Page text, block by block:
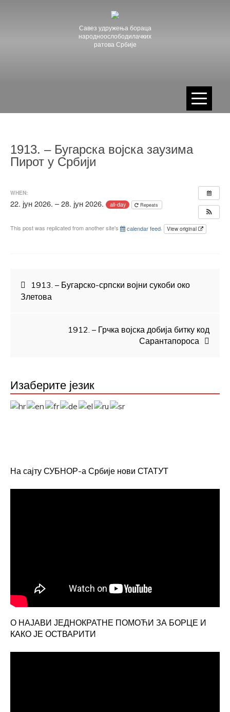
Савез удружења бораца
народноослободилачких
ратова Србије
1913. – Бугарска војска заузима
Пирот у Србији
WHEN:
22. јун 2026. – 28. јун 2026. all-day Repeats
This post was replicated from another site's calendar feed. View original
Кретање
чланка
1913. – Бугарско-српски војни сукоби око
Злетова
1912. – Грчка војска добија битку код
Сарантапороса
Изаберите језик
На сајту СУБНОР-а Србије нови СТАТУТ
О НАЈАВИ ЈЕДНОКРАТНЕ ПОМОЋИ ЗА БОРЦЕ И
КАКО ЈЕ ОСТВАРИТИ